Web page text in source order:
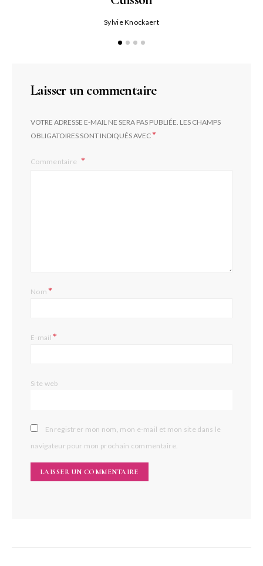
Sylvie Knockaert
Laisser un commentaire
VOTRE ADRESSE E-MAIL NE SERA PAS PUBLIÉE. LES CHAMPS
OBLIGATOIRES SONT INDIQUÉS AVEC*
Commentaire
Nom*
E-mail*
Site web
Enregistrer mon nom, mon e-mail et mon site dans le
navigateur pour mon prochain commentaire.